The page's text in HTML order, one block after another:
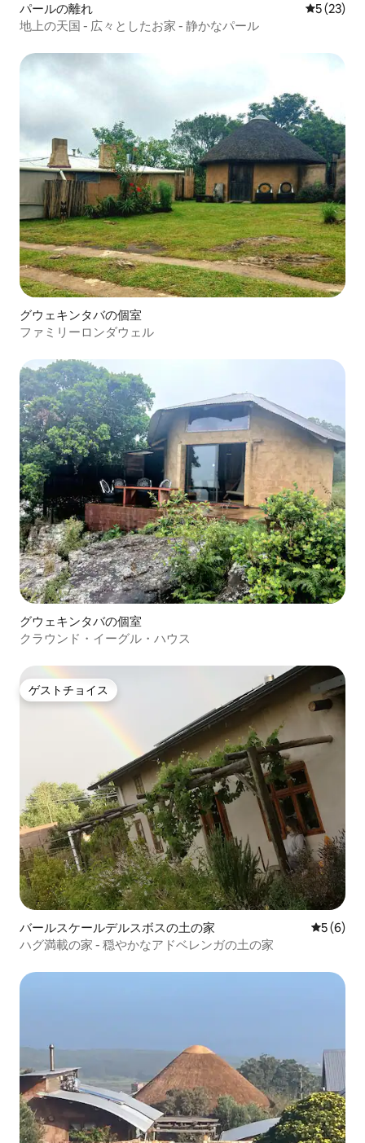
パールの離れ レビュー
5 (23)
地上の天国 - 広々としたお家 - 静かなパール
グウェキンタバの個室
ファミリーロンダウェル
グウェキンタバの個室
クラウンド・イーグル・ハウス
ゲストチョイス
ゲストチョイス
バールスケールデルスボスの土の家 レビュー
5 (6)
ハグ満載の家 - 穏やかなアドベレンガの土の家